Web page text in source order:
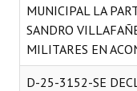
MUNICIPAL LA
SANDRO
MILITARES EN
D-25-3152-SE